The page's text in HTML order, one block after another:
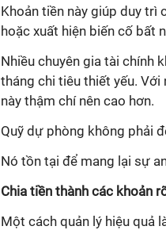
Khoản tiền này giúp duy trì
hoặc xuất hiện biến cố bất
Nhiều chuyên gia tài chính
tháng chi tiêu thiết yếu.
này thậm chí nên cao hơn.
Quỹ dự phòng không phải
Nó tồn tại để mang lại sự
Chia tiền thành các khoản
Một cách quản lý hiệu quả